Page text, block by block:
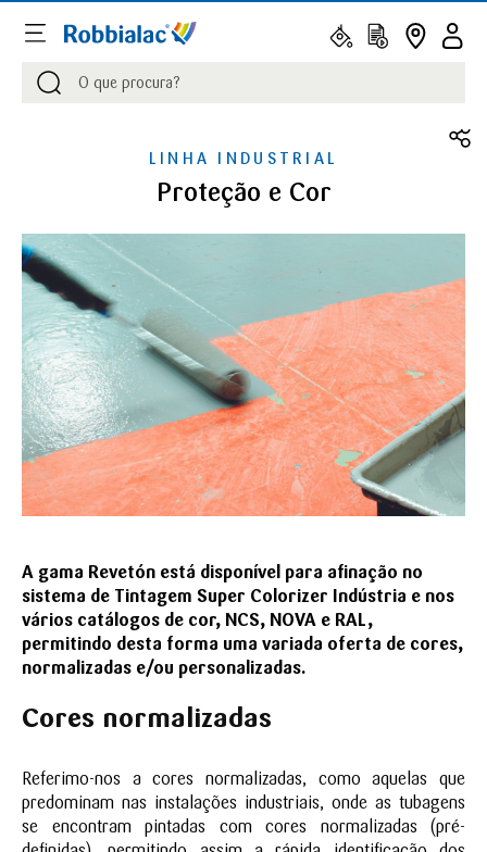
Procurar
Procurar
LINHA INDUSTRIAL
Proteção e Cor
A gama Revetón está disponível para afinação no
sistema de Tintagem Super Colorizer Indústria e nos
vários catálogos de cor, NCS, NOVA e RAL,
permitindo desta forma uma variada oferta de cores,
normalizadas e/ou personalizadas.
Cores normalizadas
Referimo-nos a cores normalizadas, como aquelas que
predominam nas instalações industriais, onde as tubagens
se encontram pintadas com cores normalizadas (pré-